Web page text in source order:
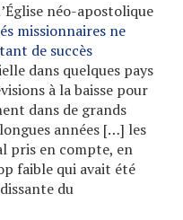
néo-apostolique
missionnaires ne
de succès
dans quelques pays
à la baisse pour
dans de grands
années […] les
pris en compte, en
faible qui avait été
du